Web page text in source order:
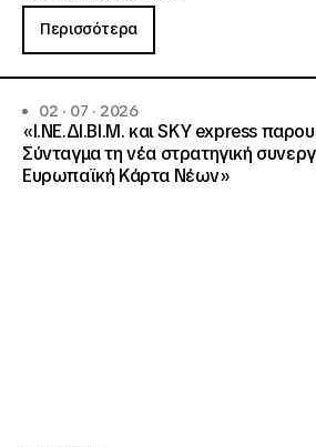
Περισσότερα
02 · 07 · 2026
«Ι.ΝΕ.ΔΙ.ΒΙ.Μ. και SKY express
Σύνταγμα τη νέα στρατηγική
Ευρωπαϊκή Κάρτα Νέων»